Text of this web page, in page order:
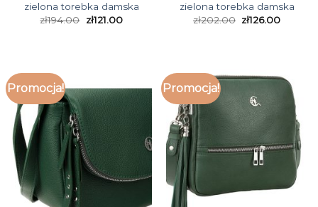
zielona torebka damska
zł194.00 zł121.00
zielona torebka damska
zł202.00 zł126.00
Promocja! Promocja!